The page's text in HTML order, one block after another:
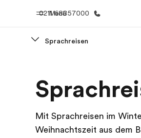
Menü
0211 68857000
Willkommen bei EF
Sprachreisen
Mit Sprachreisen im
Weihnachtszeit aus dem